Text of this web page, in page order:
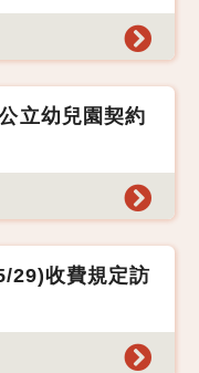
立幼兒園契約
29)收費規定訪